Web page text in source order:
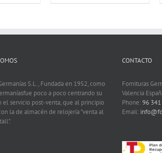
S.L., Fundada en 1952, como
poco a poco centrando su
el servicio post-venta, que al principio
la de almacén de relojería "venta al
CONTACTO
Fornituras
Valencia
Phone:96
Email: